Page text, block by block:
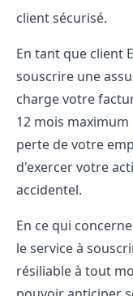
client sécurisé.
En tant que client
souscrire une
charge votre
12 mois
perte de votre
d'exercer votre
accidentel.
En ce qui
le service à
résiliable à tout